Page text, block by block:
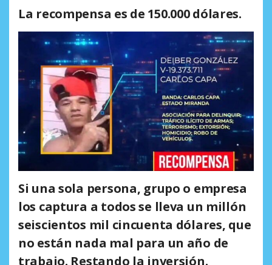
La recompensa es de 150.000 dólares.
Si una sola persona, grupo o empresa
los captura a todos se lleva un millón
seiscientos mil cincuenta dólares, que
no están nada mal para un año de
trabajo. Restando la inversión.